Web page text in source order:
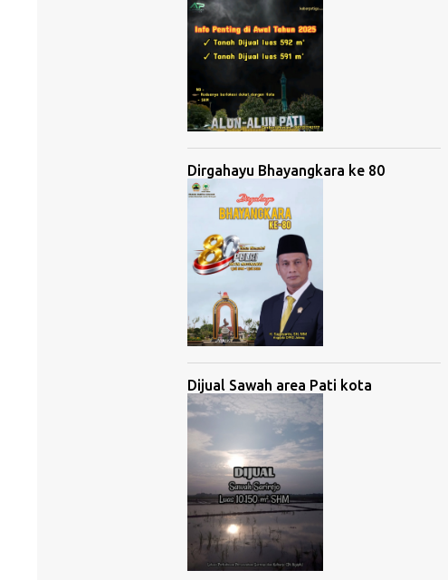
Dirgahayu Bhayangkara ke 80
Dijual Sawah area Pati kota